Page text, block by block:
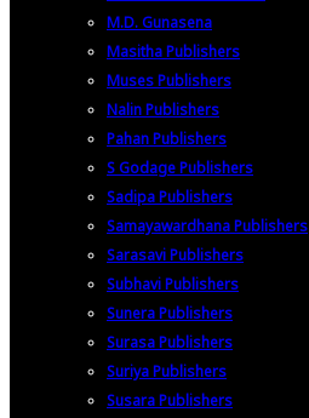
M.D. Gunasena
Masitha Publishers
Muses Publishers
Nalin Publishers
Pahan Publishers
S Godage Publishers
Sadipa Publishers
Samayawardhana Publishers
Sarasavi Publishers
Subhavi Publishers
Sunera Publishers
Surasa Publishers
Suriya Publishers
Susara Publishers